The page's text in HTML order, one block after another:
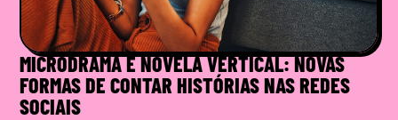
MICRODRAMA E NOVELA VERTICAL: NOVAS
FORMAS DE CONTAR HISTÓRIAS NAS REDES
SOCIAIS